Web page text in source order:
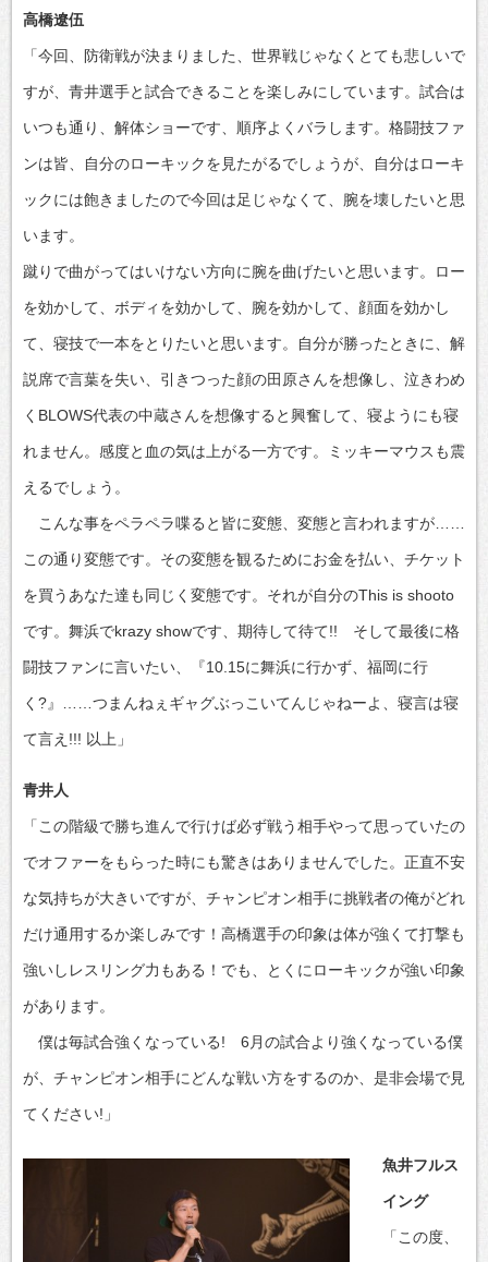
高橋遼伍
「今回、防衛戦が決まりました、世界戦じゃなくとても悲しいで
すが、青井選手と試合できることを楽しみにしています。試合は
いつも通り、解体ショーです、順序よくバラします。格闘技ファ
ンは皆、自分のローキックを見たがるでしょうが、自分はローキ
ックには飽きましたので今回は足じゃなくて、腕を壊したいと思
います。
蹴りで曲がってはいけない方向に腕を曲げたいと思います。ロー
を効かして、ボディを効かして、腕を効かして、顔面を効かし
て、寝技で一本をとりたいと思います。自分が勝ったときに、解
説席で言葉を失い、引きつった顔の田原さんを想像し、泣きわめ
くBLOWS代表の中蔵さんを想像すると興奮して、寝ようにも寝
れません。感度と血の気は上がる一方です。ミッキーマウスも震
えるでしょう。
こんな事をペラペラ喋ると皆に変態、変態と言われますが……
この通り変態です。その変態を観るためにお金を払い、チケット
を買うあなた達も同じく変態です。それが自分のThis is shooto
です。舞浜でkrazy showです、期待して待て!! そして最後に格
闘技ファンに言いたい、『10.15に舞浜に行かず、福岡に行
く?』……つまんねぇギャグぶっこいてんじゃねーよ、寝言は寝
て言え!!! 以上」
青井人
「この階級で勝ち進んで行けば必ず戦う相手やって思っていたの
でオファーをもらった時にも驚きはありませんでした。正直不安
な気持ちが大きいですが、チャンピオン相手に挑戦者の俺がどれ
だけ通用するか楽しみです！高橋選手の印象は体が強くて打撃も
強いしレスリング力もある！でも、とくにローキックが強い印象
があります。
僕は毎試合強くなっている! 6月の試合より強くなっている僕
が、チャンピオン相手にどんな戦い方をするのか、是非会場で見
てください!」
魚井フルス
イング
「この度、